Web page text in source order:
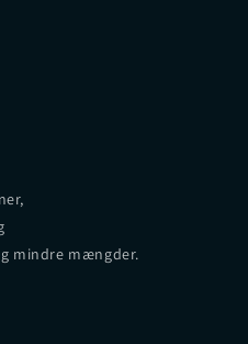
mindre mængder.